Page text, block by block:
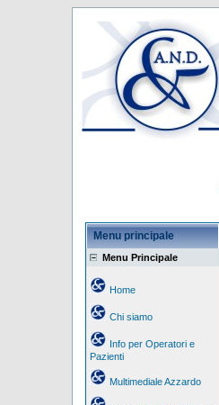
Menu principale
Menu Principale
Home
Chi siamo
Info per Operatori e
Pazienti
Multimediale Azzardo